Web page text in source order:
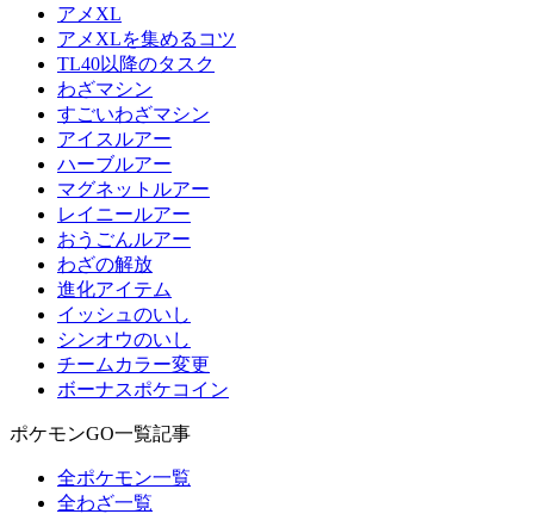
アメXL
アメXLを集めるコツ
TL40以降のタスク
わざマシン
すごいわざマシン
アイスルアー
ハーブルアー
マグネットルアー
レイニールアー
おうごんルアー
わざの解放
進化アイテム
イッシュのいし
シンオウのいし
チームカラー変更
ボーナスポケコイン
ポケモンGO一覧記事
全ポケモン一覧
全わざ一覧